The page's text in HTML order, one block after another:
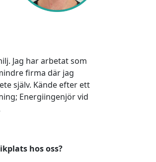
Jag har arbetat som
firma där jag
själv. Kände efter ett
Energiingenjör vid
hos oss?